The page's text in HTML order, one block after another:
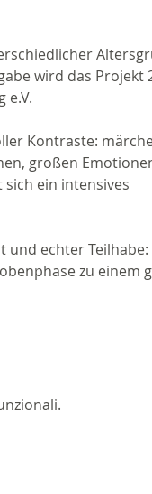
wird das Projekt
e.V.
Kontraste:
großen
ein intensives
und echter Teilhabe:
zu einem